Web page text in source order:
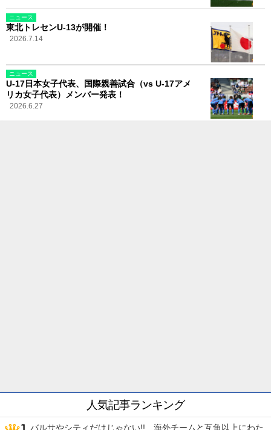
ニュース
東北トレセンU-13が開催！
2026.7.14
ニュース
U-17日本女子代表、国際親善試合（vs U-17アメ
リカ女子代表）メンバー発表！
2026.6.27
人気記事ランキング
バルサやシティだけじゃない!! 海外チームと互角以上にわた